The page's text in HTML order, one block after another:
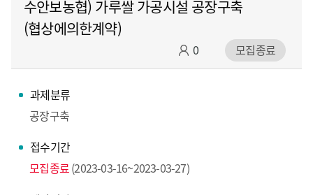
수안보농협) 가루쌀 가공시설 공장구축
(협상에의한계약)
0 모집종료
과제분류
공장구축
접수기간
모집종료(2023-03-16~2023-03-27)